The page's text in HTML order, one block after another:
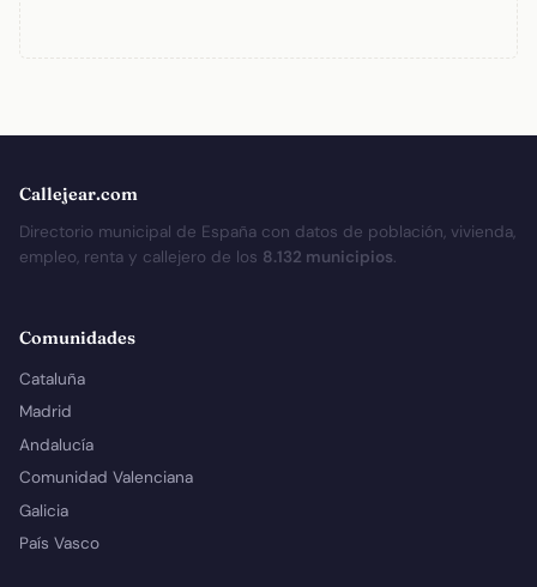
Callejear.com
Directorio municipal de España con datos de población, vivienda,
empleo, renta y callejero de los 8.132 municipios.
Comunidades
Cataluña
Madrid
Andalucía
Comunidad Valenciana
Galicia
País Vasco